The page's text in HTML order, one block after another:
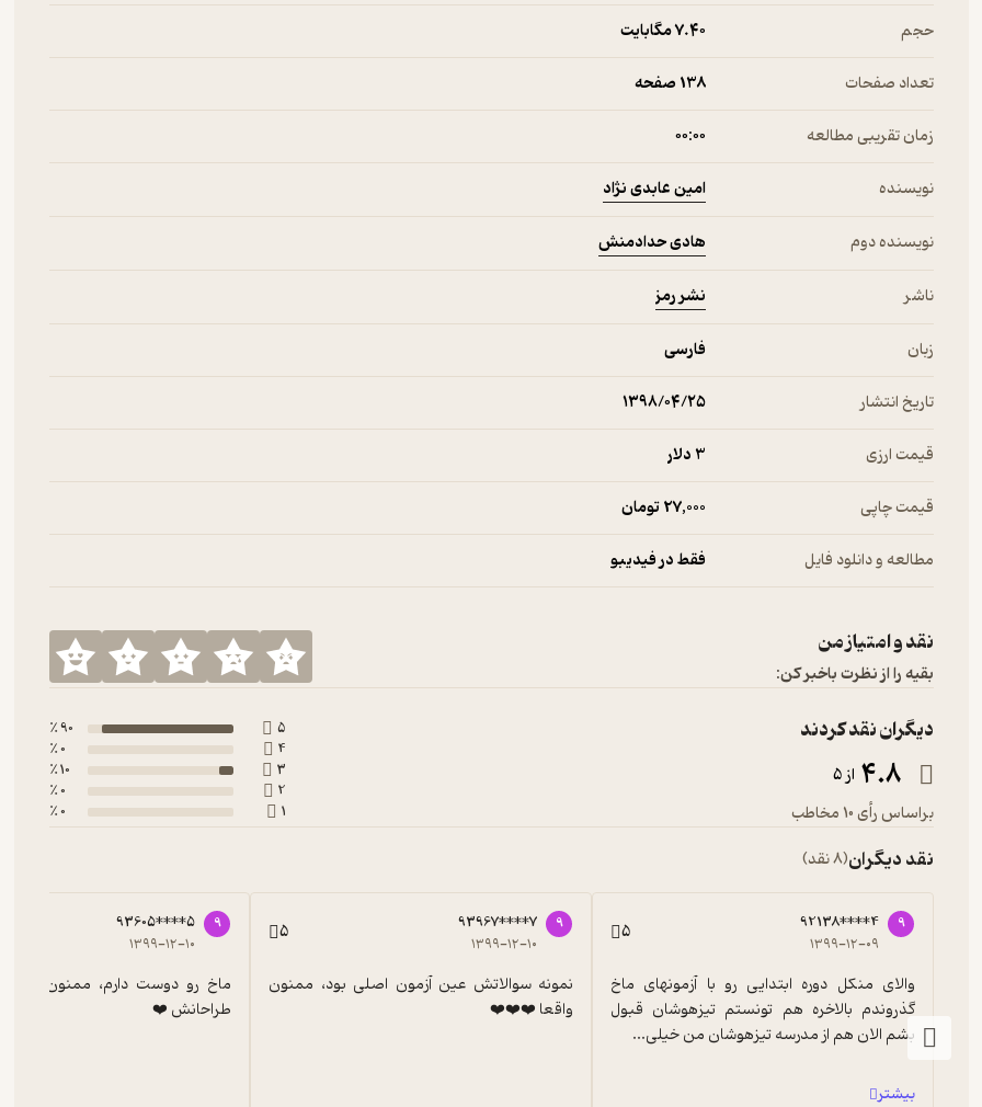
حجم 7.۴۰ مگابایت
تعداد صفحات 138 صفحه
زمان تقریبی مطالعه ۰۰:۰۰
نویسنده امین عابدی نژاد
نویسنده دوم هادی حدادمنش
ناشر نشر رمز
زبان فارسی
تاریخ انتشار ۱۳۹۸/۰۴/۲۵
قیمت ارزی 3 دلار
قیمت چاپی 27,000 تومان
مطالعه و دانلود فایل فقط در فیدیبو
نقد و امتیاز من
بقیه را از نظرت باخبر کن:
دیگران نقد کردند
4.8 از 5
براساس رأی 10 مخاطب
5
90 ٪
4
0 ٪
3
10 ٪
2
0 ٪
1
0 ٪
نقد دیگران(8 نقد)
9
92138****4
۱۳۹۹-۱۲-۰۹ 5
بشم الان هم از مدرسه تیزهوشان من خیلی...
بیشتر
9
93967****7
۱۳۹۹-۱۲-۱۰ 5
واقعا ❤️❤️❤️
9
93605****5
۱۳۹۹-۱۲-۱۰
طراحانش ❤️